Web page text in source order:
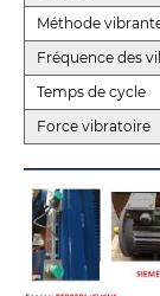
Méthode
Fréquence des
Temps de cycle
Force vibratoire